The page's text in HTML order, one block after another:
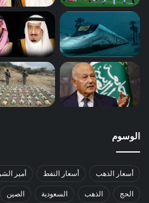
الوسوم
أسعار الذهب أسعار النفط أمير
الحج الذهب السعودية الصين